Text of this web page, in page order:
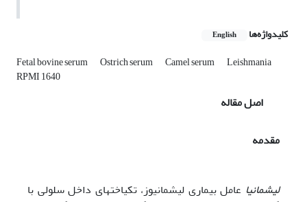
کلیدواژه‌ها English
Fetal bovine serum Ostrich serum Camel serum Leishmania
RPMI 1640
اصل مقاله
مقدمه
لیشمانیا
عامل بیماری لیشمانیوز، تک‎یاخته‎ای داخل سلولی با